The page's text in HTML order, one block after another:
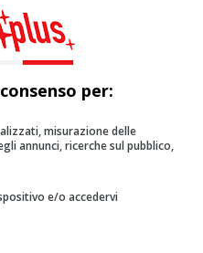
per:
misurazione delle
annunci, ricerche sul pubblico,
e/o accedervi